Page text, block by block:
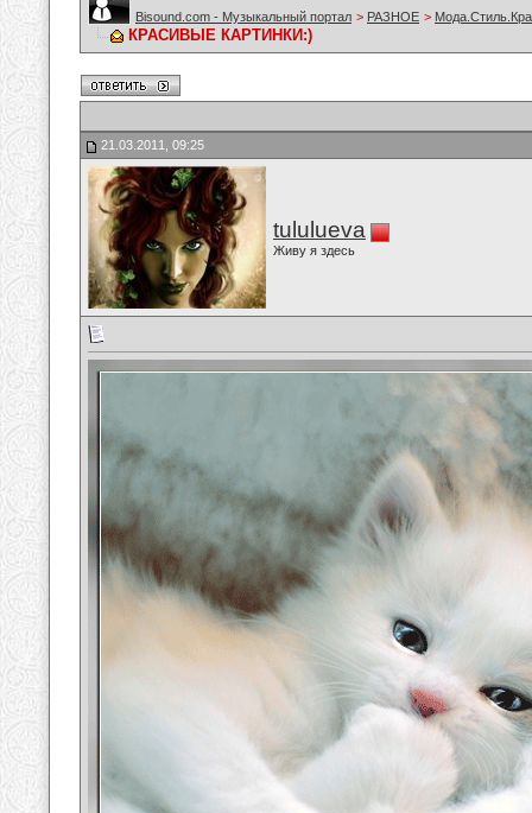
Bisound.com - Музыкальный портал > РАЗНОЕ >
КРАСИВЫЕ КАРТИНКИ:)
21.03.2011, 09:25
tululueva
Живу я здесь